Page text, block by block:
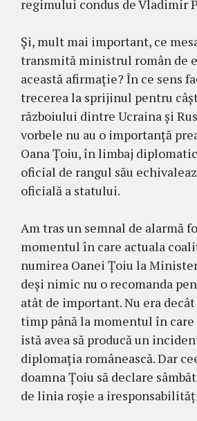
regimului condus de Vladimir
Și, mult mai important, ce
transmită ministrul român de
această afirmație? În ce sens
trecerea la sprijinul pentru
războiului dintre Ucraina și
vorbele nu au o importanță
Oana Țoiu, în limbaj
oficial de rangul său
oficială a statului.
Am tras un semnal de alarmă
momentul în care actuala
numirea Oanei Țoiu la
deși nimic nu o recomanda
atât de important. Nu era
timp până la momentul în care
istă avea să producă un
diplomația românească. Dar
doamna Țoiu să declare
de linia roșie a